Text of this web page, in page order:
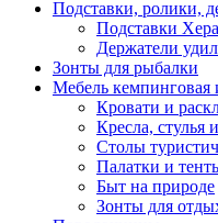
Подставки, ролики,
Подставки
Держатели
Зонты для рыбалки
Мебель кемпинговая
Кровати и
Кресла, стулья
Столы
Палатки и
Быт на природе
Зонты для